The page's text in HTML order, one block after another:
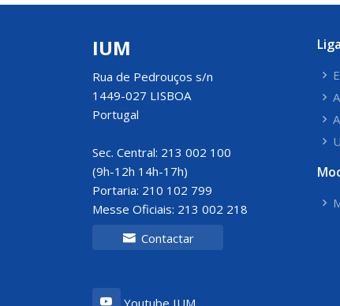
IUM
Rua de Pedrouços s/n
1449-027 LISBOA
Portugal
Sec. Central: 213 002 100
(9h-12h 14h-17h)
Portaria: 210 102 799
Messe Oficiais: 213 002 218
Contactar
Youtube IUM